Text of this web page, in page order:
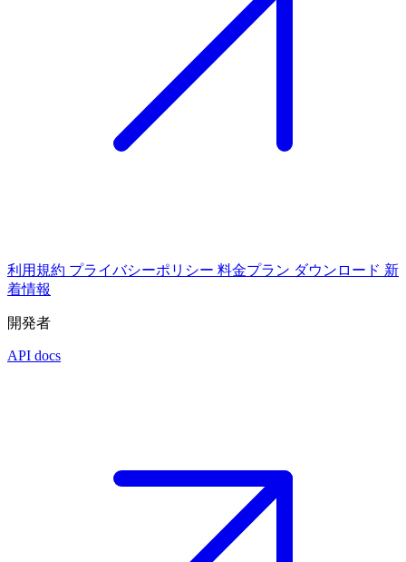
利用規約 プライバシーポリシー 料金プラン ダウンロード 新
着情報
開発者
API docs